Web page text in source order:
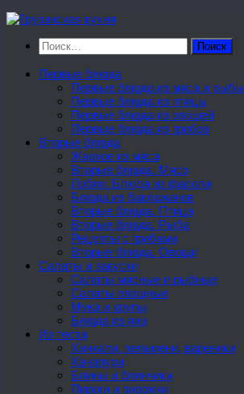
Перейти
содержимому
Найти:
Первые блюда
Первые блюда из мяса и рыбы
Первые блюда из птицы
Первые блюда из овощей
Первые блюда из грибов
Вторые блюда
Жаркое из мяса
Вторые блюда. Мясо
Лобио. Блюда из фасоли
Блюда из баклажанов
Вторые блюда. Птица
Вторые блюда. Рыба
Рецепты с грибами
Вторые блюда. Овощи
Салаты и закуски
Салаты мясные и рыбные
Салаты овощные
Мука и крупы
Блюда из яиц
Из теста
Хинкали, пельмени, вареники
Хачапури
Блины и блинчики
Пироги и пирожки